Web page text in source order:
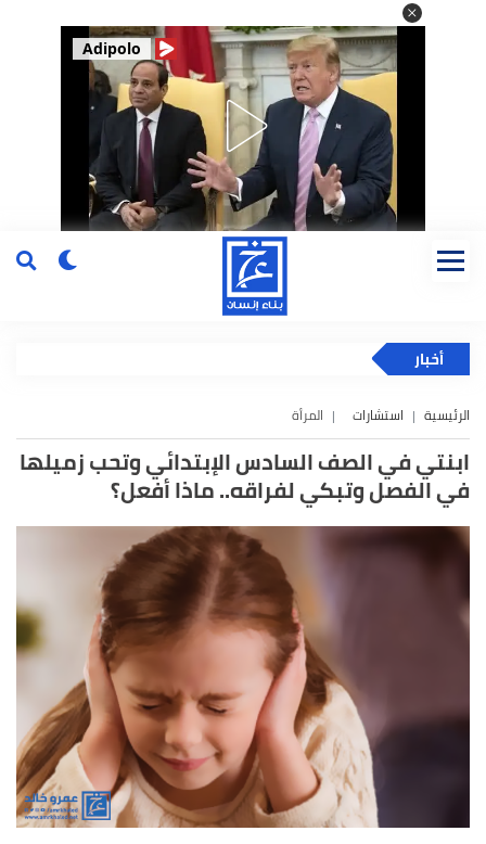
Adipolo
أخبار
الرئيسية استشارات المرأة
ابنتي في الصف السادس الإبتدائي وتحب زميلها
في الفصل وتبكي لفراقه.. ماذا أفعل؟